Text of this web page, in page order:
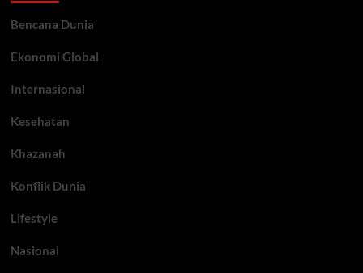
Bencana Dunia
Ekonomi Global
Internasional
Kesehatan
Khazanah
Konflik Dunia
Lifestyle
Nasional